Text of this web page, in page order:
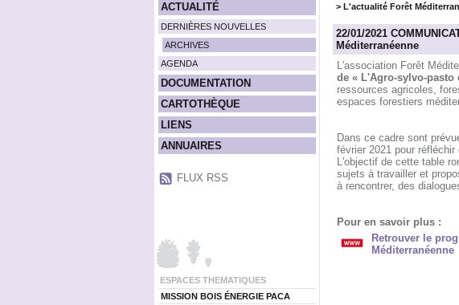
ACTUALITÉ
DERNIÈRES NOUVELLES
ARCHIVES
AGENDA
DOCUMENTATION
CARTOTHÈQUE
LIENS
ANNUAIRES
FLUX RSS
ESPACES THEMATIQUES
MISSION BOIS ÉNERGIE PACA
> L'actualité Forêt
22/01/2021
Méditerranéenne
L'association Forêt
de « L'Agro-sylvo-pasto
ressources agricoles,
espaces forestiers
Dans ce cadre sont
février 2021 pour
L'objectif de cette table
sujets à travailler et
à rencontrer, des
Pour en savoir plus :
Retrouver le
Méditerranéenne